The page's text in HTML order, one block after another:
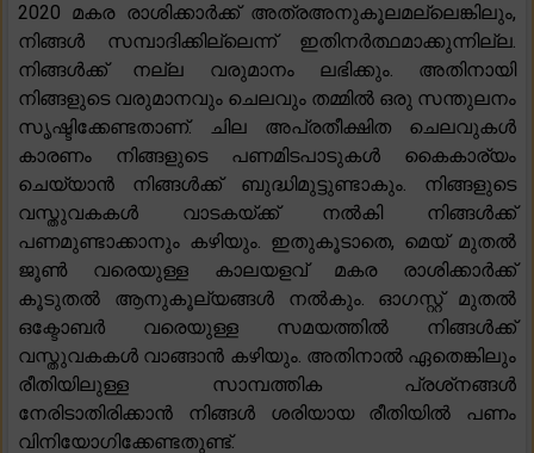
2020 മകര രാശിക്കാർക്ക് അത്രഅനുകൂലമല്ലെങ്കിലും,
നിങ്ങൾ സമ്പാദിക്കില്ലെന്ന് ഇതിനർത്ഥമാക്കുന്നില്ല.
നിങ്ങൾക്ക് നല്ല വരുമാനം ലഭിക്കും. അതിനായി
നിങ്ങളുടെ വരുമാനവും ചെലവും തമ്മിൽ ഒരു സന്തുലനം
സൃഷ്ടിക്കേണ്ടതാണ്. ചില അപ്രതീക്ഷിത ചെലവുകൾ
കാരണം നിങ്ങളുടെ പണമിടപാടുകൾ കൈകാര്യം
ചെയ്യാൻ നിങ്ങൾക്ക് ബുദ്ധിമുട്ടുണ്ടാകും. നിങ്ങളുടെ
വസ്തുവകകൾ വാടകയ്ക്ക് നൽകി നിങ്ങൾക്ക്
പണമുണ്ടാക്കാനും കഴിയും. ഇതുകൂടാതെ, മെയ് മുതൽ
ജൂൺ വരെയുള്ള കാലയളവ് മകര രാശിക്കാർക്ക്
കൂടുതൽ ആനുകൂല്യങ്ങൾ നൽകും. ഓഗസ്റ്റ് മുതൽ
ഒക്ടോബർ വരെയുള്ള സമയത്തിൽ നിങ്ങൾക്ക്
വസ്തുവകകൾ വാങ്ങാൻ കഴിയും. അതിനാൽ ഏതെങ്കിലും
രീതിയിലുള്ള സാമ്പത്തിക പ്രശ്‌നങ്ങൾ
നേരിടാതിരിക്കാൻ നിങ്ങൾ ശരിയായ രീതിയിൽ പണം
വിനിയോഗിക്കേണ്ടതുണ്ട്.